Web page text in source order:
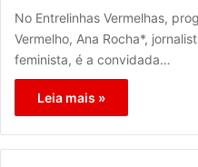
No Entrelinhas Vermelhas,
Vermelho, Ana Rocha*,
feminista, é a convidada…
Leia mais »